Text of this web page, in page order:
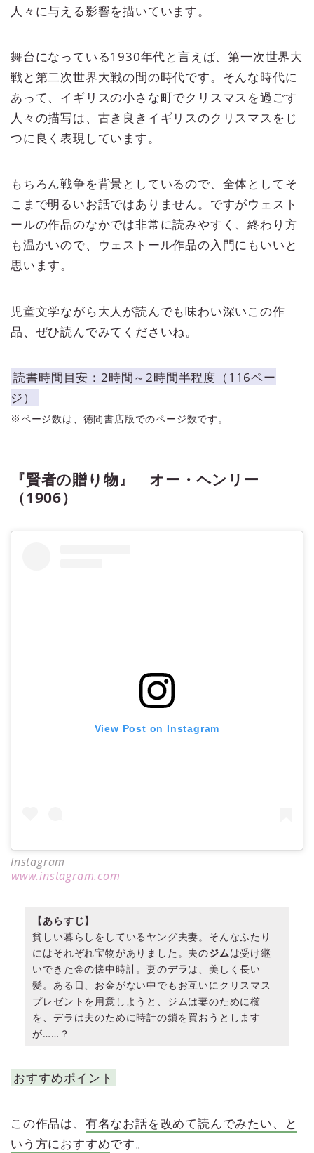
人々に与える影響を描いています。
舞台になっている1930年代と言えば、第一次世界大
戦と第二次世界大戦の間の時代です。そんな時代に
あって、イギリスの小さな町でクリスマスを過ごす
人々の描写は、古き良きイギリスのクリスマスをじ
つに良く表現しています。
もちろん戦争を背景としているので、全体としてそ
こまで明るいお話ではありません。ですがウェスト
ールの作品のなかでは非常に読みやすく、終わり方
も温かいので、ウェストール作品の入門にもいいと
思います。
児童文学ながら大人が読んでも味わい深いこの作
品、ぜひ読んでみてくださいね。
読書時間目安：2時間～2時間半程度（116ペー
ジ）
※ページ数は、徳間書店版でのページ数です。
『賢者の贈り物』 オー・ヘンリー
（1906）
View Post on Instagram
Instagram
www.instagram.com
【あらすじ】
貧しい暮らしをしているヤング夫妻。そんなふたり
にはそれぞれ宝物がありました。夫のジムは受け継
いできた金の懐中時計。妻のデラは、美しく長い
髪。ある日、お金がない中でもお互いにクリスマス
プレゼントを用意しようと、ジムは妻のために櫛
を、デラは夫のために時計の鎖を買おうとします
が……？
おすすめポイント
この作品は、 有名なお話を改めて読んでみたい、と
いう方におすすめです。